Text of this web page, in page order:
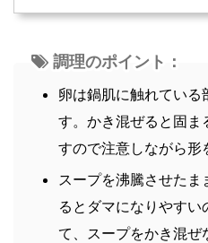
調理のポイント：
卵は鍋肌に触れている
す。かき混ぜると固ま
すので注意しながら形
スープを沸騰させた
るとダマになりやすい
て、スープをかき混ぜ